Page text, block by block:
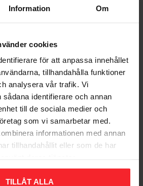
Information Om
cookies
för att anpassa innehållet
tillhandahålla funktioner
analysera vår trafik. Vi
identifierare och annan
till de sociala medier och
som vi samarbetar med.
informationen med annan
tillhandahållit eller som de har
TILLÅT ALLA
en bedømmelse.